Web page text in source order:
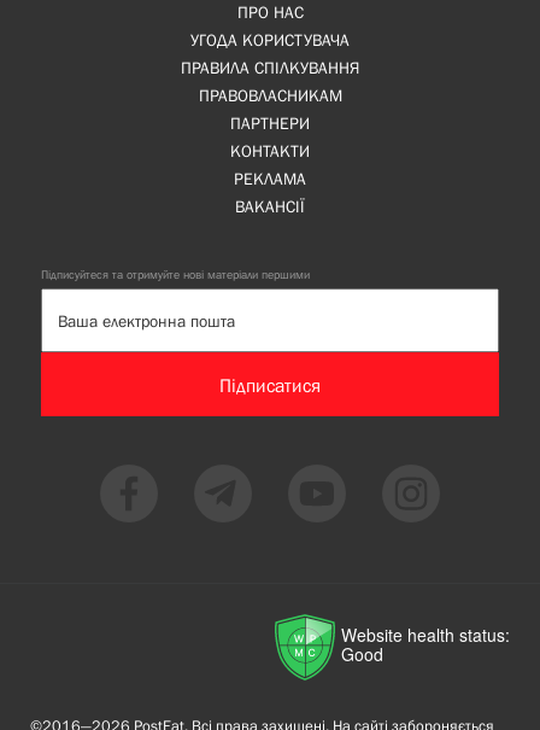
ПРО НАС
УГОДА КОРИСТУВАЧА
ПРАВИЛА СПІЛКУВАННЯ
ПРАВОВЛАСНИКАМ
ПАРТНЕРИ
КОНТАКТИ
РЕКЛАМА
ВАКАНСІЇ
Підписуйтеся та отримуйте нові матеріали першими
Підписатися
Website health status:
Good
©2016—2026 PostEat. Всі права захищені. На сайті забороняється